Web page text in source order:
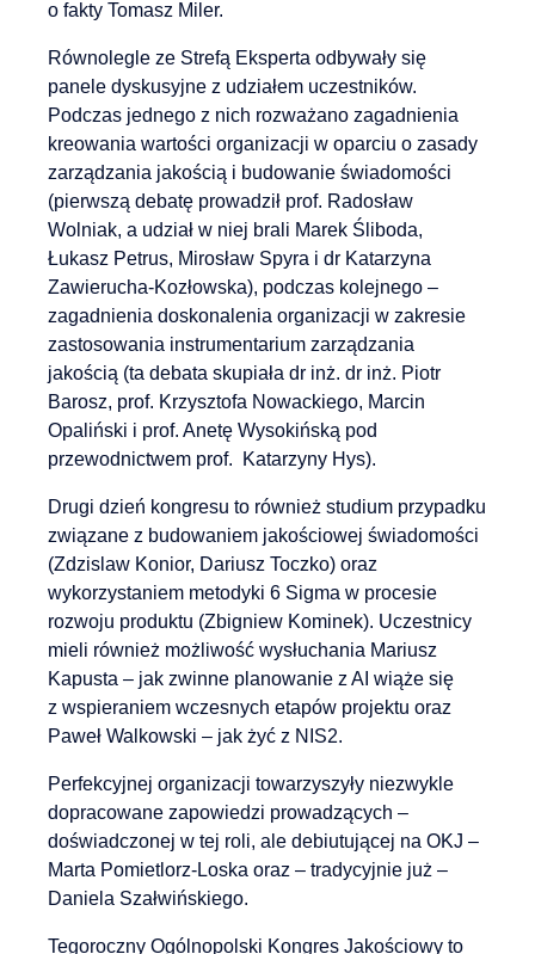
o fakty Tomasz Miler.
Równolegle ze Strefą Eksperta odbywały się
panele dyskusyjne z udziałem uczestników.
Podczas jednego z nich rozważano zagadnienia
kreowania wartości organizacji w oparciu o zasady
zarządzania jakością i budowanie świadomości
(pierwszą debatę prowadził prof. Radosław
Wolniak, a udział w niej brali Marek Śliboda,
Łukasz Petrus, Mirosław Spyra i dr Katarzyna
Zawierucha-Kozłowska), podczas kolejnego –
zagadnienia doskonalenia organizacji w zakresie
zastosowania instrumentarium zarządzania
jakością (ta debata skupiała dr inż. dr inż. Piotr
Barosz, prof. Krzysztofa Nowackiego, Marcin
Opaliński i prof. Anetę Wysokińską pod
przewodnictwem prof. Katarzyny Hys).
Drugi dzień kongresu to również studium przypadku
związane z budowaniem jakościowej świadomości
(Zdzislaw Konior, Dariusz Toczko) oraz
wykorzystaniem metodyki 6 Sigma w procesie
rozwoju produktu (Zbigniew Kominek). Uczestnicy
mieli również możliwość wysłuchania Mariusz
Kapusta – jak zwinne planowanie z AI wiąże się
z wspieraniem wczesnych etapów projektu oraz
Paweł Walkowski – jak żyć z NIS2.
Perfekcyjnej organizacji towarzyszyły niezwykle
dopracowane zapowiedzi prowadzących –
doświadczonej w tej roli, ale debiutującej na OKJ –
Marta Pomietlorz-Loska oraz – tradycyjnie już –
Daniela Szałwińskiego.
Tegoroczny Ogólnopolski Kongres Jakościowy to